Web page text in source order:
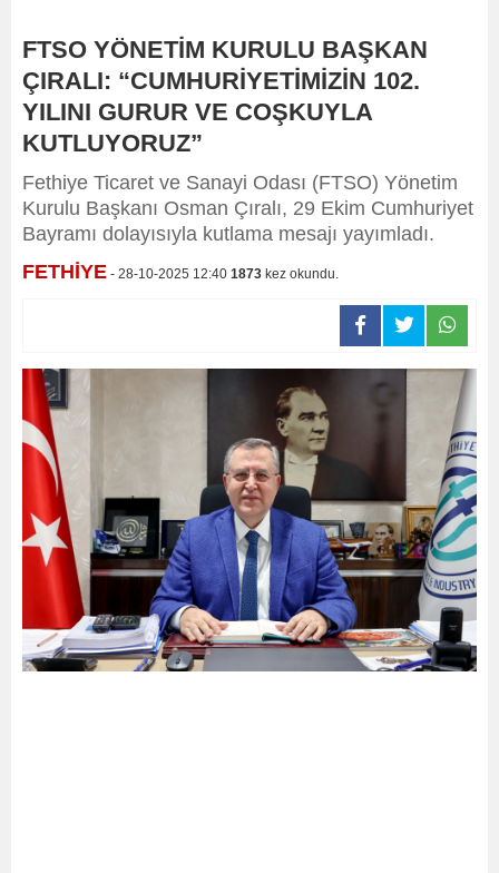
FTSO YÖNETİM KURULU BAŞKAN
ÇIRALI: “CUMHURİYETİMİZİN 102.
YILINI GURUR VE COŞKUYLA
KUTLUYORUZ”
Fethiye Ticaret ve Sanayi Odası (FTSO) Yönetim
Kurulu Başkanı Osman Çıralı, 29 Ekim Cumhuriyet
Bayramı dolayısıyla kutlama mesajı yayımladı.
FETHİYE - 28-10-2025 12:40 1873 kez okundu.